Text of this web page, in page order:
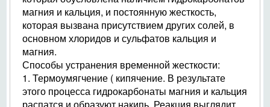
магния и кальция, и постоянную жесткость,
которая вызвана присутствием других солей, в
основном хлоридов и сульфатов кальция и
магния.
Способы устранения временной жесткости:
1. Термоумягчение ( кипячение. В результате
этого процесса гидрокарбонаты магния и кальция